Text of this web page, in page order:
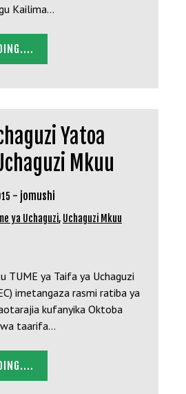
Kailima…
Yatoa
Mkuu
- jomushi
ya Uchaguzi, Uchaguzi Mkuu
TUME ya Taifa ya Uchaguzi
imetangaza rasmi ratiba ya
kufanyika Oktoba
taarifa…